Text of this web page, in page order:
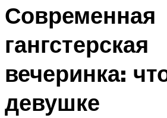
Современная
гангстерская
вечеринка:
девушке